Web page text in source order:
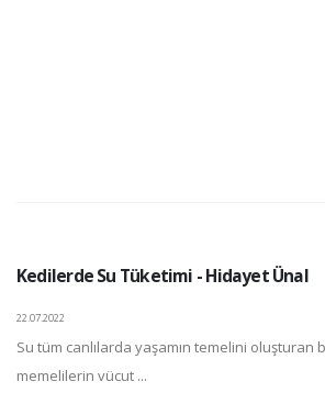
Kedilerde Su Tüketimi - Hidayet Ünal
22.07.2022
Su tüm canlılarda yaşamın temelini oluşturan
memelilerin vücut ...